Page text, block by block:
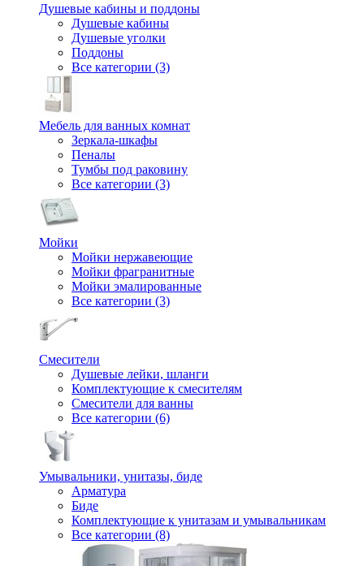
Душевые кабины и поддоны
Душевые кабины
Душевые уголки
Поддоны
Все категории (3)
Мебель для ванных комнат
Зеркала-шкафы
Пеналы
Тумбы под раковину
Все категории (3)
Мойки
Мойки нержавеющие
Мойки фрагранитные
Мойки эмалированные
Все категории (3)
Смесители
Душевые лейки, шланги
Комплектующие к смесителям
Смесители для ванны
Все категории (6)
Умывальники, унитазы, биде
Арматура
Биде
Комплектующие к унитазам и умывальникам
Все категории (8)